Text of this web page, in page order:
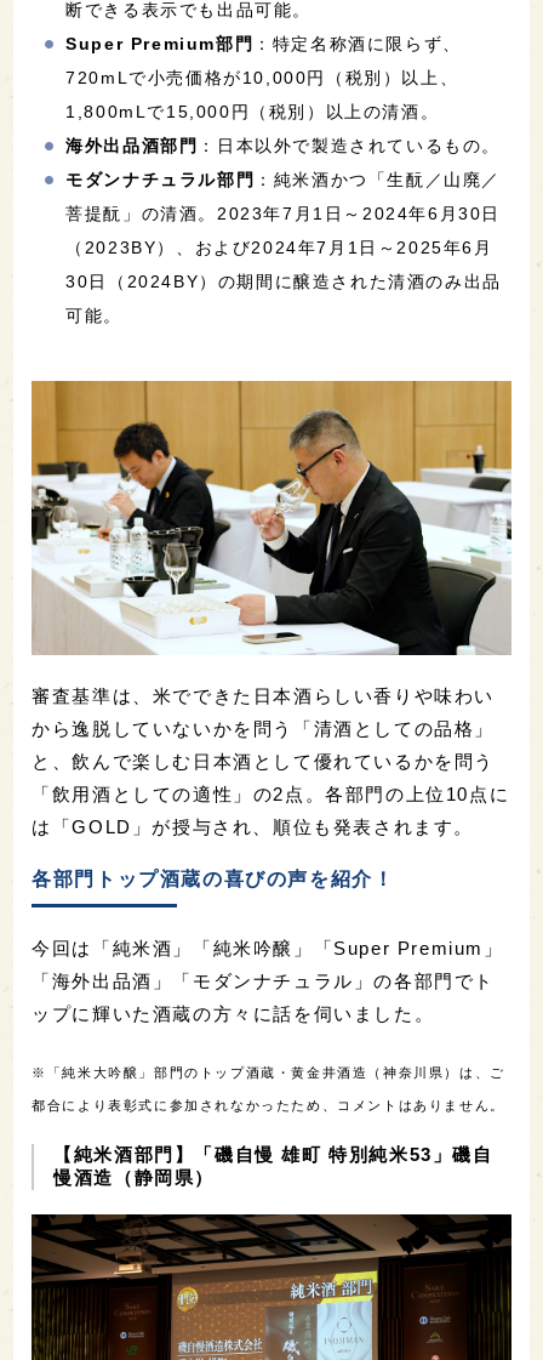
断できる表示でも出品可能。
Super Premium部門 ：特定名称酒に限らず、
720mLで小売価格が10,000円（税別）以上、
1,800mLで15,000円（税別）以上の清酒。
海外出品酒部門 ：日本以外で製造されているもの。
モダンナチュラル部門 ：純米酒かつ「生酛／山廃／
菩提酛」の清酒。2023年7月1日～2024年6月30日
（2023BY）、および2024年7月1日～2025年6月
30日（2024BY）の期間に醸造された清酒のみ出品
可能。
審査基準は、米でできた日本酒らしい香りや味わい
から逸脱していないかを問う「清酒としての品格」
と、飲んで楽しむ日本酒として優れているかを問う
「飲用酒としての適性」の2点。各部門の上位10点に
は「GOLD」が授与され、順位も発表されます。
各部門トップ酒蔵の喜びの声を紹介！
今回は「純米酒」「純米吟醸」「Super Premium」
「海外出品酒」「モダンナチュラル」の各部門でト
ップに輝いた酒蔵の方々に話を伺いました。
※「純米大吟醸」部門のトップ酒蔵・黄金井酒造（神奈川県）は、ご
都合により表彰式に参加されなかったため、コメントはありません。
【純米酒部門】「磯自慢 雄町 特別純米53」磯自
慢酒造（静岡県）